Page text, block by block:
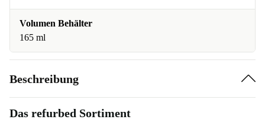
Volumen Behälter
165 ml
Beschreibung
Das refurbed Sortiment